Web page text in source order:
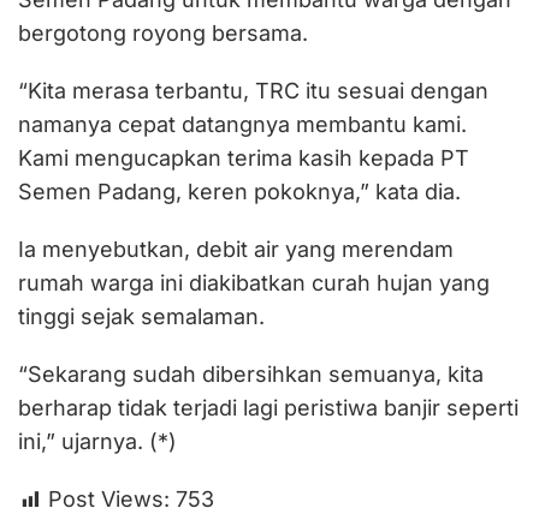
bergotong royong bersama.
“Kita merasa terbantu, TRC itu sesuai dengan
namanya cepat datangnya membantu kami.
Kami mengucapkan terima kasih kepada PT
Semen Padang, keren pokoknya,” kata dia.
Ia menyebutkan, debit air yang merendam
rumah warga ini diakibatkan curah hujan yang
tinggi sejak semalaman.
“Sekarang sudah dibersihkan semuanya, kita
berharap tidak terjadi lagi peristiwa banjir seperti
ini,” ujarnya. (*)
Post Views: 753